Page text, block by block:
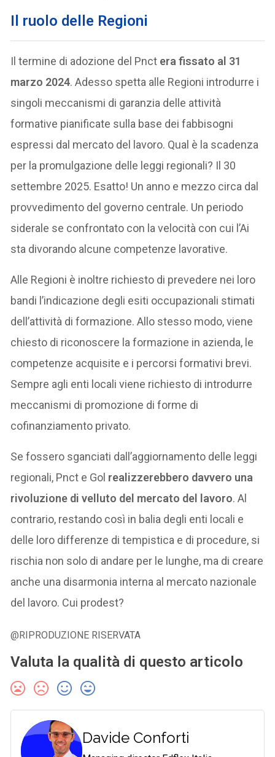
Il ruolo delle Regioni
Il termine di adozione del Pnct era fissato al 31
marzo 2024. Adesso spetta alle Regioni introdurre i
singoli meccanismi di garanzia delle attività
formative pianificate sulla base dei fabbisogni
espressi dal mercato del lavoro. Qual è la scadenza
per la promulgazione delle leggi regionali? Il 30
settembre 2025. Esatto! Un anno e mezzo circa dal
provvedimento del governo centrale. Un periodo
siderale se confrontato con la velocità con cui l’Ai
sta divorando alcune competenze lavorative.
Alle Regioni è inoltre richiesto di prevedere nei loro
bandi l’indicazione degli esiti occupazionali stimati
dell’attività di formazione. Allo stesso modo, viene
chiesto di riconoscere la formazione in azienda, le
competenze acquisite e i percorsi formativi brevi.
Sempre agli enti locali viene richiesto di introdurre
meccanismi di promozione di forme di
cofinanziamento privato.
Se fossero sganciati dall’aggiornamento delle leggi
regionali, Pnct e Gol realizzerebbero davvero una
rivoluzione di velluto del mercato del lavoro. Al
contrario, restando così in balia degli enti locali e
delle loro differenze di tempistica e di procedure, si
rischia non solo di andare per le lunghe, ma di creare
anche una disarmonia interna al mercato nazionale
del lavoro. Cui prodest?
@RIPRODUZIONE RISERVATA
Valuta la qualità di questo articolo
Davide Conforti